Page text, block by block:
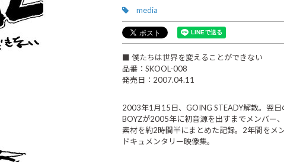
media
■ 僕たちは世界を変えることができない
品番：SKOOL-008
発売日：2007.04.11
2003年1月15日、GOING STEADY解散。翌
BOYZが2005年に初音源を出すまでメンバー
素材を約2時間半にまとめた記録。2年間をメ
ドキュメンタリー映像集。